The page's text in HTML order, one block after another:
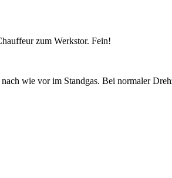
zum Werkstor. Fein!
wie vor im Standgas. Bei normaler